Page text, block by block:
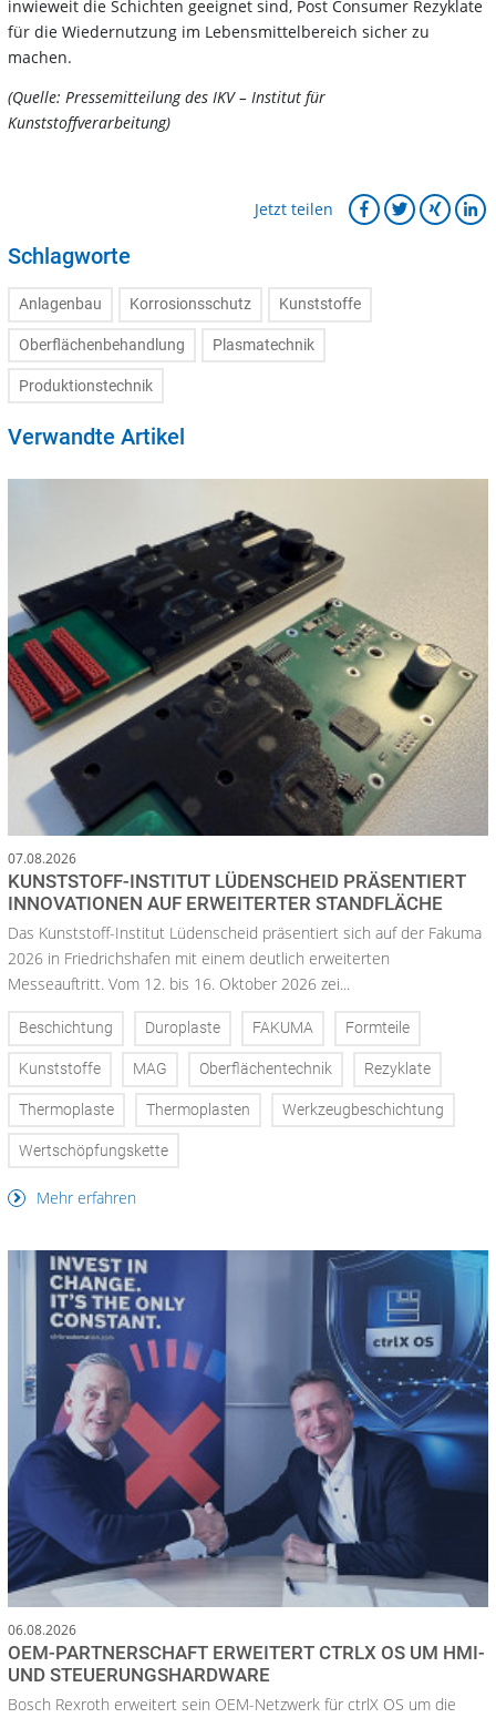
inwieweit die Schichten geeignet sind, Post Consumer Rezyklate
für die Wiedernutzung im Lebensmittelbereich sicher zu
machen.
(Quelle: Pressemitteilung des IKV – Institut für
Kunststoffverarbeitung)
Jetzt teilen
Schlagworte
Anlagenbau Korrosionsschutz Kunststoffe
Oberflächenbehandlung Plasmatechnik
Produktionstechnik
Verwandte Artikel
07.08.2026
KUNSTSTOFF-INSTITUT LÜDENSCHEID PRÄSENTIERT
INNOVATIONEN AUF ERWEITERTER STANDFLÄCHE
Das Kunststoff-Institut Lüdenscheid präsentiert sich auf der Fakuma
2026 in Friedrichshafen mit einem deutlich erweiterten
Messeauftritt. Vom 12. bis 16. Oktober 2026 zei...
Beschichtung Duroplaste FAKUMA Formteile
Kunststoffe MAG Oberflächentechnik Rezyklate
Thermoplaste Thermoplasten Werkzeugbeschichtung
Wertschöpfungskette
Mehr erfahren
06.08.2026
OEM-PARTNERSCHAFT ERWEITERT CTRLX OS UM HMI-
UND STEUERUNGSHARDWARE
Bosch Rexroth erweitert sein OEM-Netzwerk für ctrlX OS um die